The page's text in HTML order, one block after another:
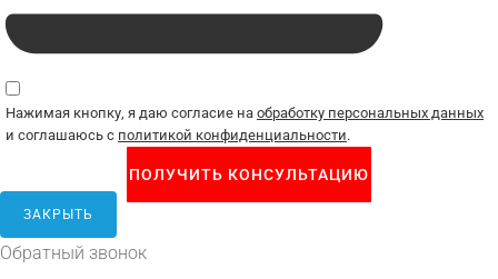
Нажимая кнопку, я даю согласие на обработку персональных данных
и соглашаюсь с политикой конфиденциальности.
ЗАКРЫТЬ
Обратный звонок